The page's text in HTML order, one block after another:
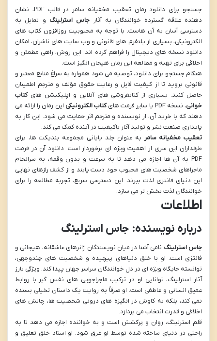
جستجو برای دانلود رمان تعقیب مخفیانه سامر در قالب PDF، نشان
دهنده علاقه گسترده خوانندگان به آثار جاس استرلینگ و تمایل به
دسترسی آسان به آن هاست. با توجه به محبوبیت روزافزون کتاب های
الکترونیکی، بسیاری از پلتفرم های قانونی و وب سایت های ناشران، امکان
دانلود نسخه های دیجیتال را فراهم کرده اند. این روش، راهی مطمئن و
اخلاقی برای تهیه و مطالعه این رمان هیجان انگیز است.
هنگام جستجو برای دانلود، توصیه می شود همواره به سراغ منابع معتبر و
قانونی بروید تا از کیفیت فایل و رعایت حقوق مؤلف و مترجم اطمینان
حاصل کنید. بسیاری از کتابفروشی های آنلاین و اپلیکیشن هایکتاب
خوانی، نسخه PDF یا سایر فرمت های کتاب الکترونیکی این رمان را ارائه می
دهند که با خرید آن، از نویسنده و مترجم اثر حمایت می شود. این کار به
پایداری صنعت نشر و تولید آثار باکیفیت در آینده کمک می کند.
تعقیب مخفیانه سامر به عنوان جلد پایانی مجموعه بندیکت ها، برای
طرفداران این سری از اهمیت ویژه ای برخوردار است. دانلود آن در فرمت
PDF به آن ها اجازه می دهد تا به سرعت و بدون وقفه، به سرانجام
ماجراهای شخصیت های محبوب خود دست یابند و از کشف رازهای نهایی
این دنیای فانتزی لذت ببرند. این دسترسی سریع، تجربه مطالعه را برای
خوانندگان لذت بخش تر می سازد.
اطلاعات
درباره نویسنده: جاس استرلینگ
جاس استرلینگ نامی آشنا در میان نویسندگان ژانرهای عاشقانه، هیجانی و
فانتزی است. او با خلق دنیاهای پیچیده و شخصیت های چندوجهی،
توانسته جایگاه ویژه ای در دل خوانندگان سراسر جهان پیدا کند. ویژگی بارز
آثار استرلینگ، توانایی او در ترکیب ماجراجویی های نفس گیر با روابط
عمیق انسانی و عاطفی است. او صرفاً به روایت یک داستان تخیلی بسنده
نمی کند، بلکه به کاوش در انگیزه های درونی شخصیت ها، چالش های
اخلاقی و قدرت انتخاب می پردازد.
قلم استرلینگ، روان و پرکشش است و به خواننده اجازه می دهد تا به
راحتی در دنیای ساخته شده توسط او غرق شود. او استاد خلق تعلیق و